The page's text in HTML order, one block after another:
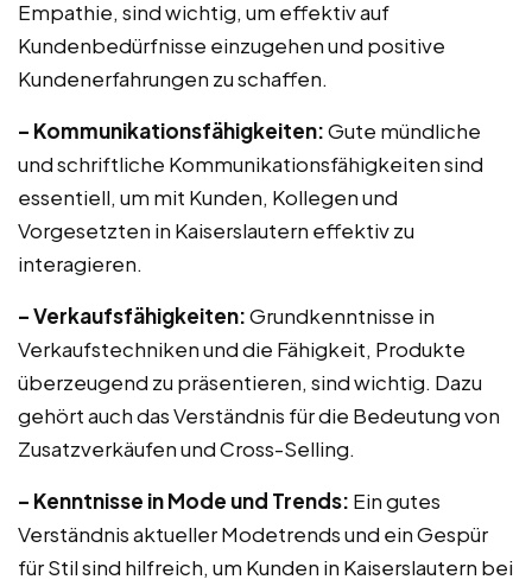
Empathie, sind wichtig, um effektiv auf
Kundenbedürfnisse einzugehen und positive
Kundenerfahrungen zu schaffen.
– Kommunikationsfähigkeiten:Gute mündliche
und schriftliche Kommunikationsfähigkeiten sind
essentiell, um mit Kunden, Kollegen und
Vorgesetzten in Kaiserslautern effektiv zu
interagieren.
– Verkaufsfähigkeiten:Grundkenntnisse in
Verkaufstechniken und die Fähigkeit, Produkte
überzeugend zu präsentieren, sind wichtig. Dazu
gehört auch das Verständnis für die Bedeutung von
Zusatzverkäufen und Cross-Selling.
– Kenntnisse in Mode und Trends: Ein gutes
Verständnis aktueller Modetrends und ein Gespür
für Stil sind hilfreich, um Kunden in Kaiserslautern bei